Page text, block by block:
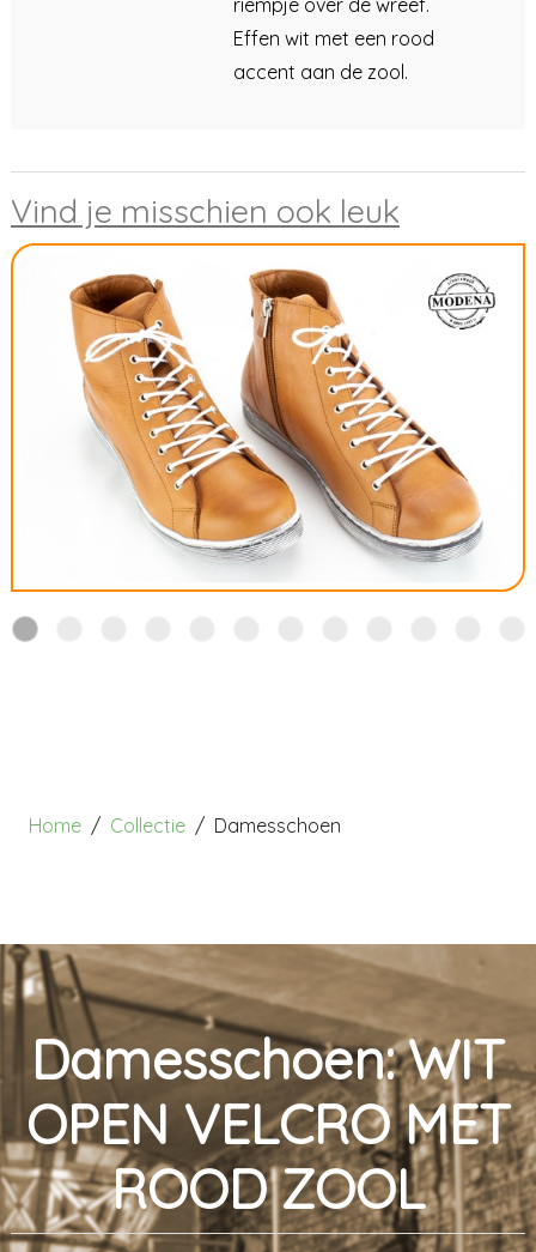
Effen wit met een rood
accent aan de zool.
Vind je misschien ook leuk
Home Collectie Damesschoen
Damesschoen: WIT
OPEN VELCRO MET
ROOD ZOOL